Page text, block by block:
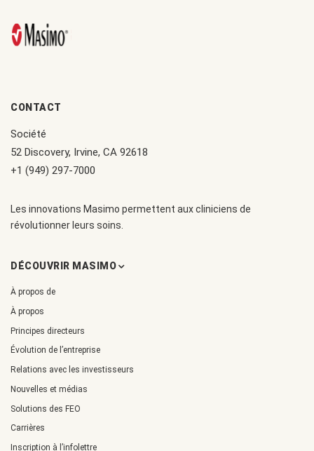
CONTACT
Société
52 Discovery, Irvine, CA 92618
+1 (949) 297-7000
Les innovations Masimo permettent aux cliniciens de
révolutionner leurs soins.
DÉCOUVRIR MASIMO
À propos de
À propos
Principes directeurs
Évolution de l’entreprise
Relations avec les investisseurs
Nouvelles et médias
Solutions des FEO
Carrières
Inscription à l’infolettre